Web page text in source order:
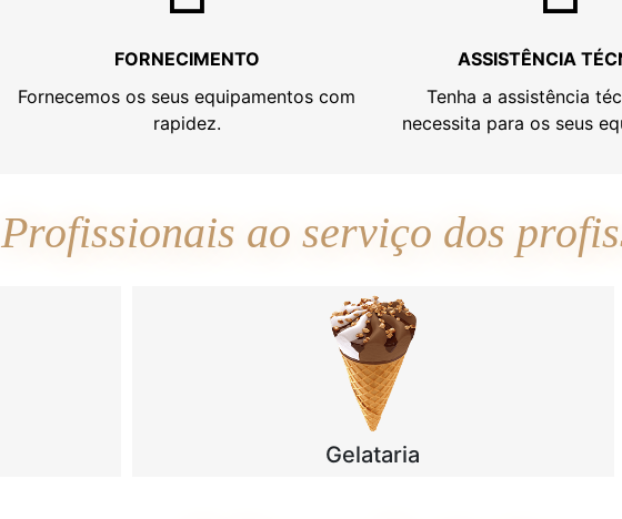
FORNECIMENTO
Fornecemos os seus equipamentos com
rapidez.
ASSISTÊNCIA
Tenha a assistência
necessita para os seus
Profissionais ao serviço dos
Gelataria